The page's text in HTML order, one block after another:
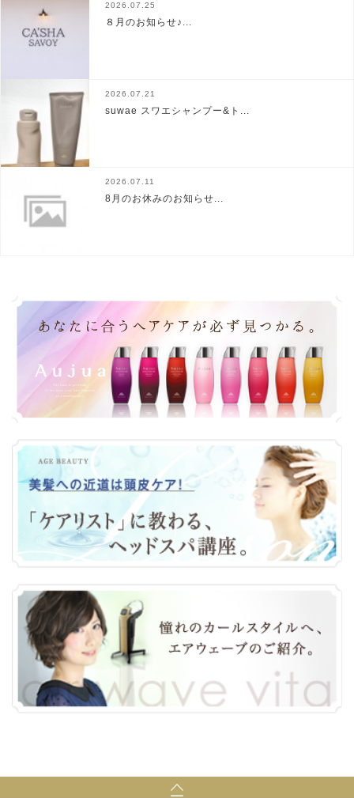
2026.07.25
８月のお知らせ♪...
2026.07.21
suwae スワエシャンプー&ト...
2026.07.11
8月のお休みのお知らせ...